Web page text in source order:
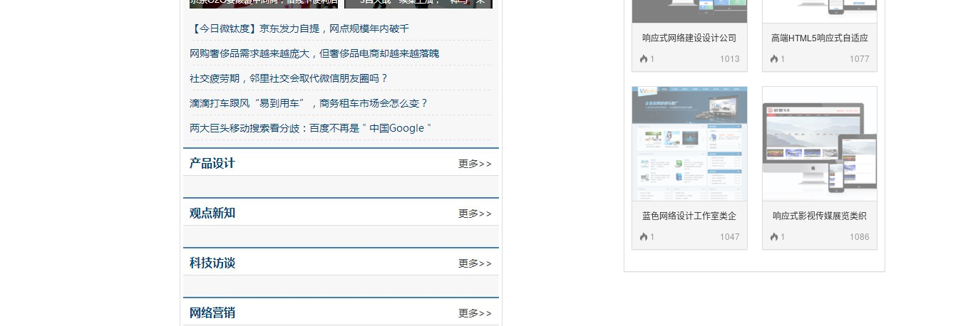
响应式网络建设设计公司
网站织梦模板(自适应移动
1 1013
高端HTML5响应式自适应
1 1077
蓝色网络设计工作室类企
1 1047
响应式影视传媒展览类织
1 1086